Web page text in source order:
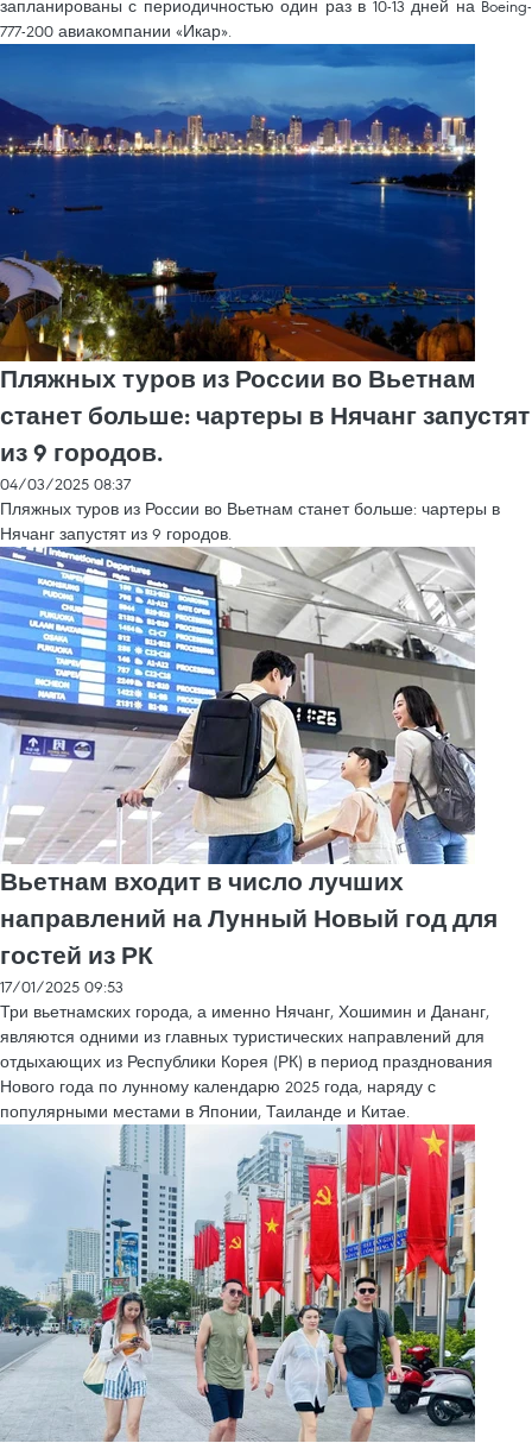
запланированы с периодичностью один раз в 10-13 дней на Boeing-
777-200 авиакомпании «Икар».
Пляжных туров из России во Вьетнам
станет больше: чартеры в Нячанг запустят
из 9 городов.
04/03/2025 08:37
Пляжных туров из России во Вьетнам станет больше: чартеры в
Нячанг запустят из 9 городов.
Вьетнам входит в число лучших
направлений на Лунный Новый год для
гостей из РК
17/01/2025 09:53
Три вьетнамских города, а именно Нячанг, Хошимин и Дананг,
являются одними из главных туристических направлений для
отдыхающих из Республики Корея (РК) в период празднования
Нового года по лунному календарю 2025 года, наряду с
популярными местами в Японии, Таиланде и Китае.